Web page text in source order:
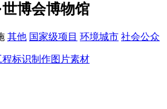
博会博物馆
其他 国家级项目 环境城市 社会公众